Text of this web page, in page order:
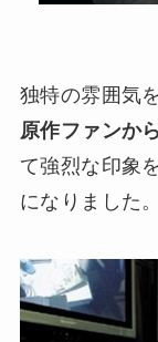
独特の雰囲気
原作ファンか
て強烈な印象
になりました。